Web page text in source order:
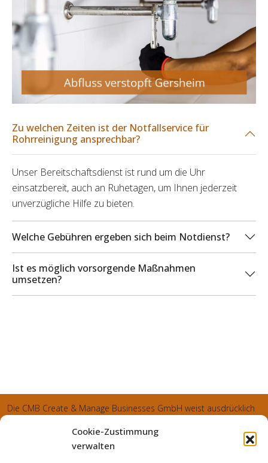
Cookie-Zustimmung
verwalten
Zu welchen Zeiten ist der Notfallservice für
Rohrreinigung ansprechbar?
Unser Bereitschaftsdienst ist rund um die Uhr
einsatzbereit, auch an Ruhetagen, um Ihnen jederzeit
unverzügliche Hilfe zu bieten.
Welche Gebühren ergeben sich beim Notdienst?
Ist es möglich vorsorgende Maßnahmen
umsetzen?
Die CMB Create & Manage Businesses GmbH weist ausdrücklich
und sämtliche generierte Aufträge an die SecuPart GmbH